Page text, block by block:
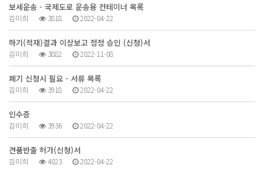
보세운송 - 국제도로 운송용 컨테이너 목록
김미희 3818 2022-04-22
하기(적재)결과 이상보고 정정 승인 (신청)서
김미희 3882 2022-11-08
폐기 신청시 필요 - 서류 목록
김미희 3918 2022-04-22
인수증
김미희 3936 2022-04-22
견품반출 허가(신청)서
김미희 4023 2022-04-22